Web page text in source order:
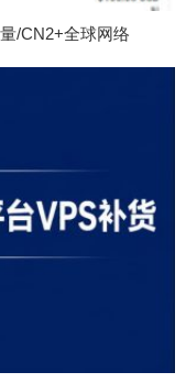
/CN2+全球网络